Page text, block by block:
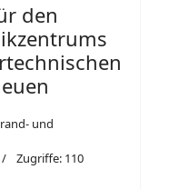
den
und
Zugriffe: 110